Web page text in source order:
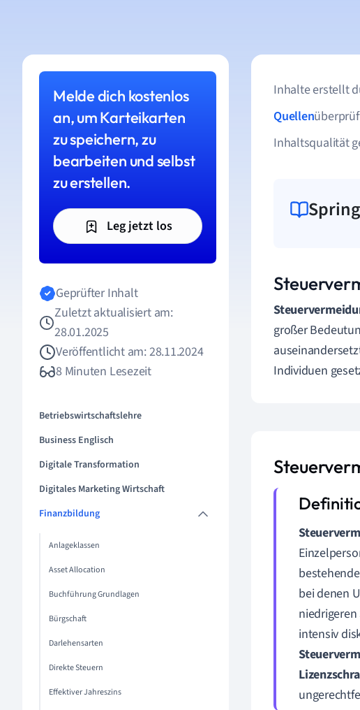
Melde dich kostenlos
an, um Karteikarten
zu speichern, zu
bearbeiten und selbst
zu erstellen.
Leg jetzt los
Geprüfter Inhalt
Zuletzt aktualisiert am:
28.01.2025
Veröffentlicht am: 28.11.2024
8 Minuten Lesezeit
Betriebswirtschaftslehre
Business Englisch
Digitale Transformation
Digitales Marketing Wirtschaft
Finanzbildung
Anlageklassen
Asset Allocation
Buchführung Grundlagen
Bürgschaft
Darlehensarten
Direkte Steuern
Effektiver Jahreszins
Inhalte erstellt
Quellen
Inhaltsqualität
großer
Individuen
bei denen
intensiv